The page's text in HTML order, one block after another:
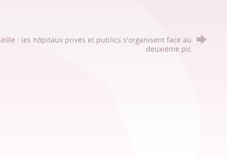
: les hôpitaux privés et publics s'organisent face au
deuxième pic